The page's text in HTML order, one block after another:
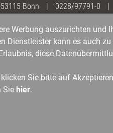
53115 Bonn | 0228/97791-0 |
Werbung auszurichten und
Dienstleister kann es auch
diese
Sie bitte auf
Sie hier.